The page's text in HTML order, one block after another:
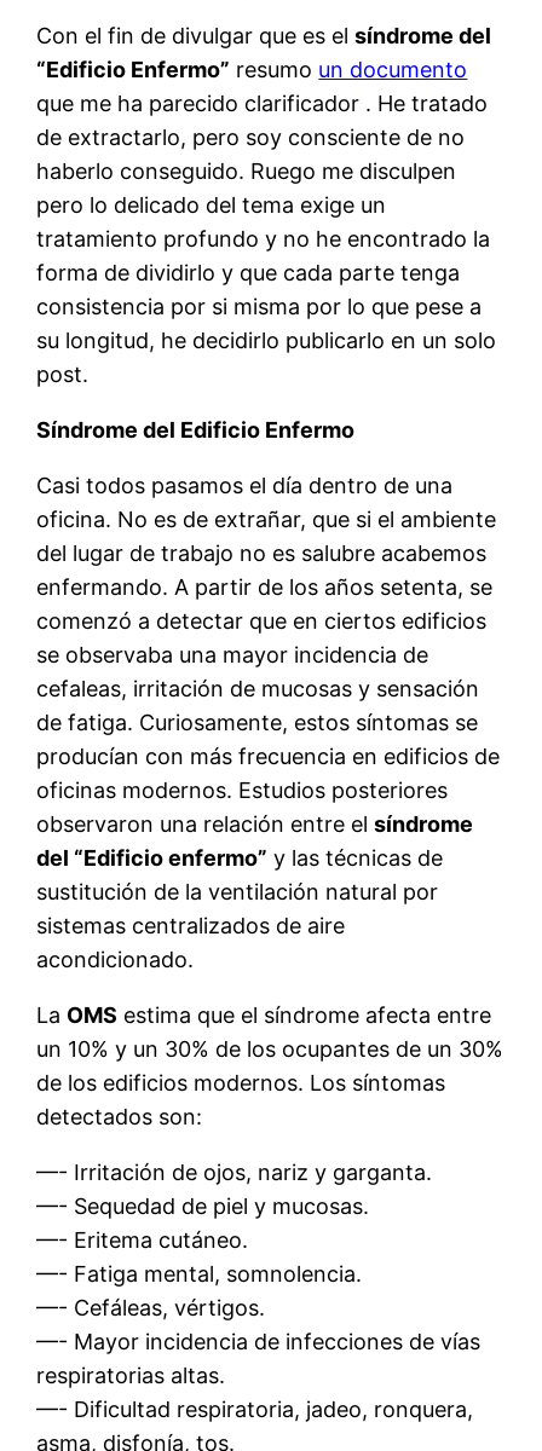
Con el fin de divulgar que es elsíndrome del
“Edificio Enfermo” resumo un documento
que me ha parecido clarificador . He tratado
de extractarlo, pero soy consciente de no
haberlo conseguido. Ruego me disculpen
pero lo delicado del tema exige un
tratamiento profundo y no he encontrado la
forma de dividirlo y que cada parte tenga
consistencia por si misma por lo que pese a
su longitud, he decidirlo publicarlo en un solo
post.
Síndrome del Edificio Enfermo
Casi todos pasamos el día dentro de una
oficina. No es de extrañar, que si el ambiente
del lugar de trabajo no es salubre acabemos
enfermando. A partir de los años setenta, se
comenzó a detectar que en ciertos edificios
se observaba una mayor incidencia de
cefaleas, irritación de mucosas y sensación
de fatiga. Curiosamente, estos síntomas se
producían con más frecuencia en edificios de
oficinas modernos. Estudios posteriores
observaron una relación entre elsíndrome
del “Edificio enfermo” y las técnicas de
sustitución de la ventilación natural por
sistemas centralizados de aire
acondicionado.
La OMS estima que el síndrome afecta entre
un 10% y un 30% de los ocupantes de un 30%
de los edificios modernos. Los síntomas
detectados son:
—- Irritación de ojos, nariz y garganta.
—- Sequedad de piel y mucosas.
—- Eritema cutáneo.
—- Fatiga mental, somnolencia.
—- Cefáleas, vértigos.
—- Mayor incidencia de infecciones de vías
respiratorias altas.
—- Dificultad respiratoria, jadeo, ronquera,
asma, disfonía, tos.